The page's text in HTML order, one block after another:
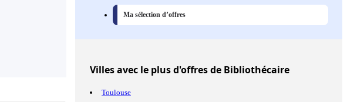
Ma sélection d’offres
Villesavec le plus d'offres de Bibliothécaire
Toulouse